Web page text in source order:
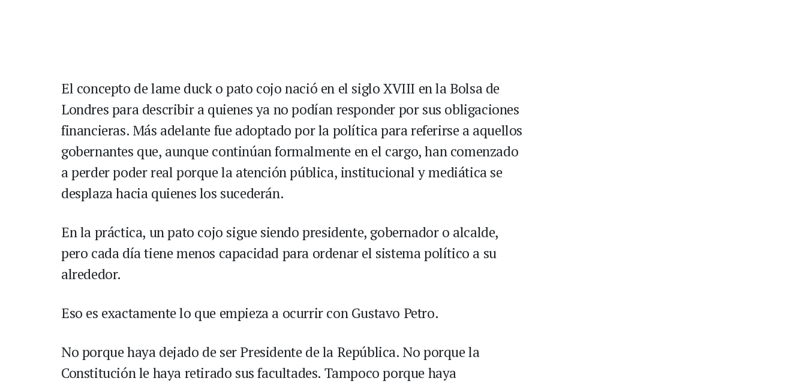
El concepto de lame duck o pato cojo nació en el siglo XVIII en la Bolsa de
Londres para describir a quienes ya no podían responder por sus obligaciones
financieras. Más adelante fue adoptado por la política para referirse a aquellos
gobernantes que, aunque continúan formalmente en el cargo, han comenzado
a perder poder real porque la atención pública, institucional y mediática se
desplaza hacia quienes los sucederán.
En la práctica, un pato cojo sigue siendo presidente, gobernador o alcalde,
pero cada día tiene menos capacidad para ordenar el sistema político a su
alrededor.
Eso es exactamente lo que empieza a ocurrir con Gustavo Petro.
No porque haya dejado de ser Presidente de la República. No porque la
Constitución le haya retirado sus facultades. Tampoco porque haya